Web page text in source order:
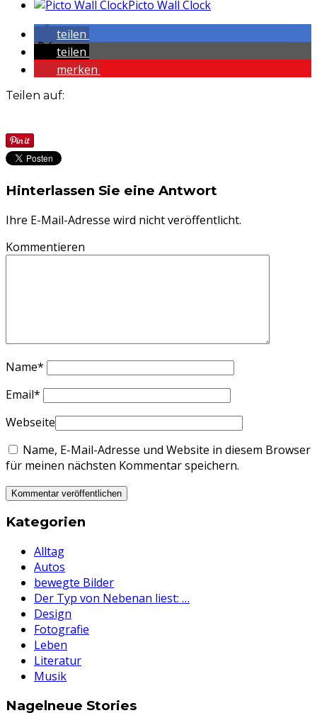
Picto Wall Clock
teilen
teilen
merken
Teilen auf:
Hinterlassen Sie eine Antwort
Ihre E-Mail-Adresse wird nicht veröffentlicht.
Kommentieren
Name*
Email*
Webseite
Name, E-Mail-Adresse und Website in diesem Browser
für meinen nächsten Kommentar speichern.
Kategorien
Alltag
Autos
bewegte Bilder
Der Typ von Nebenan liest: …
Design
Fotografie
Leben
Literatur
Musik
Nagelneue Stories